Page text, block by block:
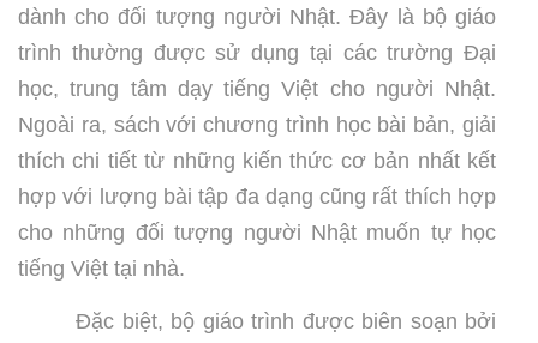
dành cho đối tượng người Nhật. Đây là bộ giáo
trình thường được sử dụng tại các trường Đại
học, trung tâm dạy tiếng Việt cho người Nhật.
Ngoài ra, sách với chương trình học bài bản, giải
thích chi tiết từ những kiến thức cơ bản nhất kết
hợp với lượng bài tập đa dạng cũng rất thích hợp
cho những đối tượng người Nhật muốn tự học
tiếng Việt tại nhà.
Đặc biệt, bộ giáo trình được biên soạn bởi